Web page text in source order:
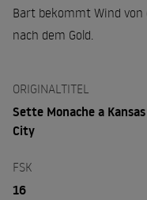
Bart bekommt Wind von
nach dem Gold.
ORIGINALTITEL
Sette Monache a Kansas
City
FSK
16